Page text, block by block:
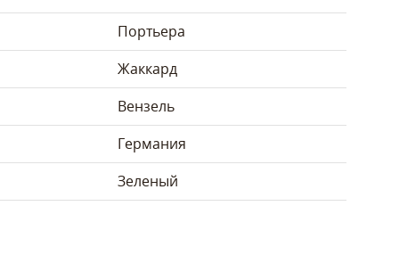
Портьера
Жаккард
Вензель
Германия
Зеленый